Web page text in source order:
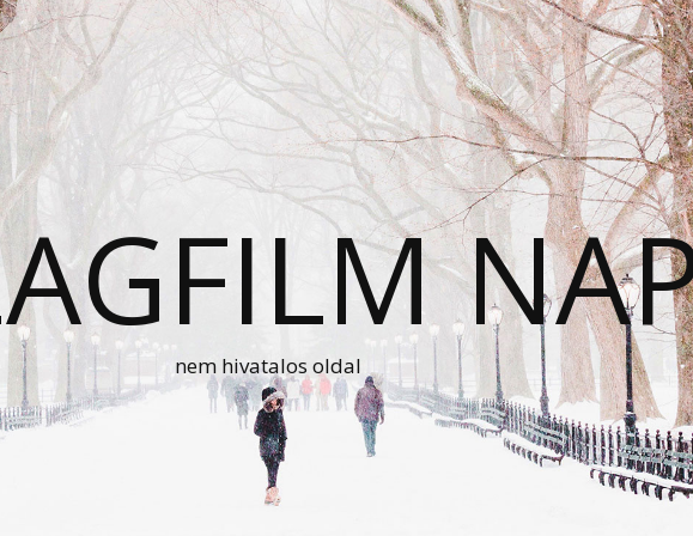
nem hivatalos oldal